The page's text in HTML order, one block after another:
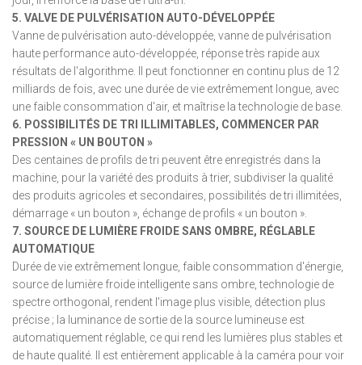
5. VALVE DE PULVÉRISATION AUTO-DÉVELOPPÉE
Vanne de pulvérisation auto-développée, vanne de pulvérisation
haute performance auto-développée, réponse très rapide aux
résultats de l'algorithme. Il peut fonctionner en continu plus de 12
milliards de fois, avec une durée de vie extrêmement longue, avec
une faible consommation d'air, et maîtrise la technologie de base.
6. POSSIBILITÉS DE TRI ILLIMITABLES, COMMENCER PAR
PRESSION « UN BOUTON »
Des centaines de profils de tri peuvent être enregistrés dans la
machine, pour la variété des produits à trier, subdiviser la qualité
des produits agricoles et secondaires, possibilités de tri illimitées,
démarrage « un bouton », échange de profils « un bouton ».
7. SOURCE DE LUMIÈRE FROIDE SANS OMBRE, RÉGLABLE
AUTOMATIQUE
Durée de vie extrêmement longue, faible consommation d'énergie,
source de lumière froide intelligente sans ombre, technologie de
spectre orthogonal, rendent l'image plus visible, détection plus
précise ; la luminance de sortie de la source lumineuse est
automatiquement réglable, ce qui rend les lumières plus stables et
de haute qualité. Il est entièrement applicable à la caméra pour voir